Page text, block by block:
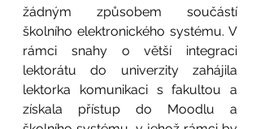
žádným způsobem součástí
školního elektronického systému. V
rámci snahy o větší integraci
lektorátu do univerzity zahájila
lektorka komunikaci s fakultou a
získala přístup do Moodlu a